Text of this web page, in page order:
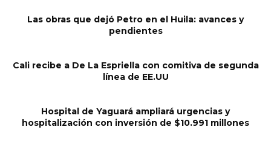
Las obras que dejó Petro en el Huila: avances y
pendientes
Cali recibe a De La Espriella con comitiva de segunda
línea de EE.UU
Hospital de Yaguará ampliará urgencias y
hospitalización con inversión de $10.991 millones